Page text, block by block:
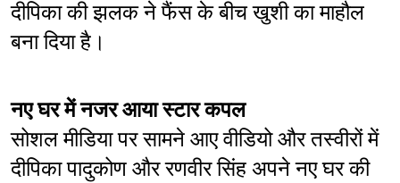
दीपिका की झलक ने फैंस के बीच खुशी का माहौल
बना दिया है।
नए घर में नजर आया स्टार कपल
सोशल मीडिया पर सामने आए वीडियो और तस्वीरों में
दीपिका पादुकोण और रणवीर सिंह अपने नए घर की